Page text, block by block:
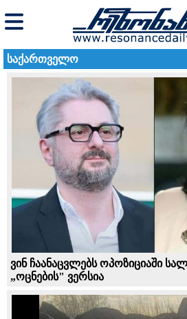
საქართველო
ვინ ჩაანაცვლებს ოპოზიციაში
„ოცნების" ვერსია